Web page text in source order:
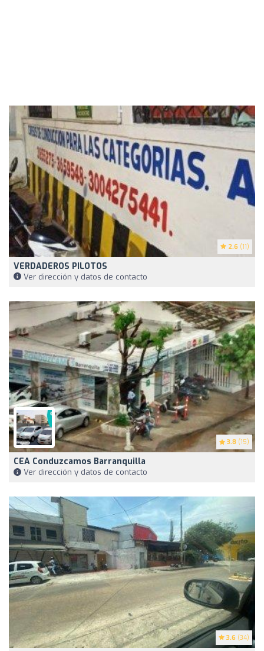
2.6 (11)
VERDADEROS PILOTOS
Ver dirección y datos de contacto
3.8 (15)
CEA Conduzcamos Barranquilla
Ver dirección y datos de contacto
3.6 (34)